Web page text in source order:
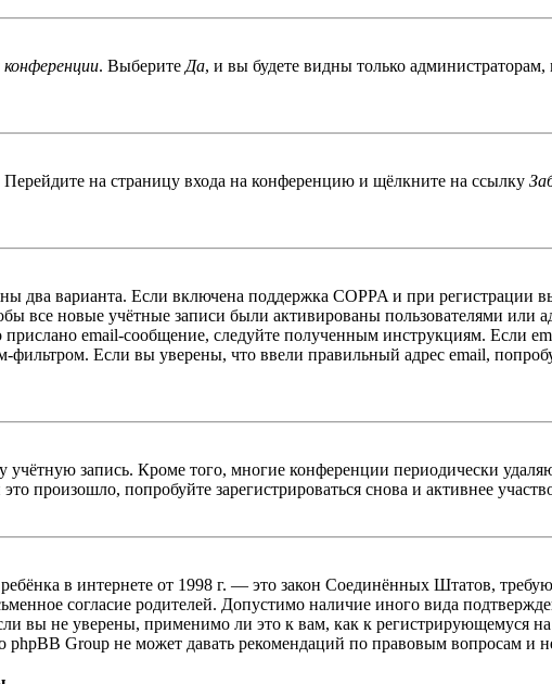
. Выберите Да, и вы будете видны только
на страницу входа на конференцию и щёлкните на ссылку
два варианта. Если включена поддержка COPPA и при регистрации
все новые учётные записи были активированы пользователями или
email-сообщение, следуйте полученным инструкциям. Если
Если вы уверены, что ввели правильный адрес email,
запись. Кроме того, многие конференции периодически
попробуйте зарегистрироваться снова и активнее
в интернете от 1998 г. — это закон Соединённых Штатов,
согласие родителей. Допустимо наличие иного вида
вы не уверены, применимо ли это к вам, как к регистрирующемуся
Group не может давать рекомендаций по правовым вопросам и